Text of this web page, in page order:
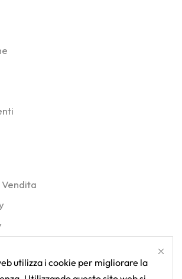
utilizza i cookie per migliorare la